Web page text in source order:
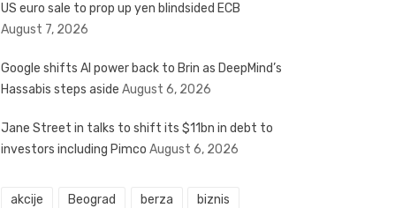
US euro sale to prop up yen blindsided ECB
August 7, 2026
Google shifts AI power back to Brin as DeepMind’s
Hassabis steps aside August 6, 2026
Jane Street in talks to shift its $11bn in debt to
investors including Pimco August 6, 2026
akcije Beograd berza biznis